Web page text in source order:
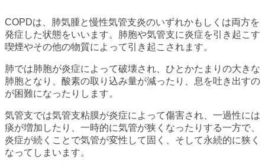
COPDは、肺気腫と慢性気管支炎のいずれかもしくは両方を
発症した状態をいいます。肺胞や気管支に炎症を引き起こす
喫煙やその他の物質によって引き起こされます。
肺では肺胞が炎症によって破壊され、ひとかたまりの大きな
肺胞となり、酸素の取り込み量が減ったり、息を吐き出すの
が困難になったりします。
気管支では気管支粘膜が炎症によって傷害され、一過性には
痰が増加したり、一時的に気管が狭くなったりする一方で、
炎症が続くことで気管が変性して固く、そして永続的に狭く
なってしまいます。